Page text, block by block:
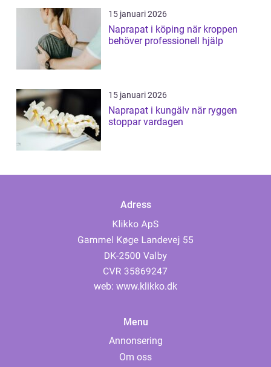
15 januari 2026
Naprapat i köping när kroppen
behöver professionell hjälp
15 januari 2026
Naprapat i kungälv när ryggen
stoppar vardagen
Adress
web: www.klikko.dk
Menu
Annonsering
Om oss